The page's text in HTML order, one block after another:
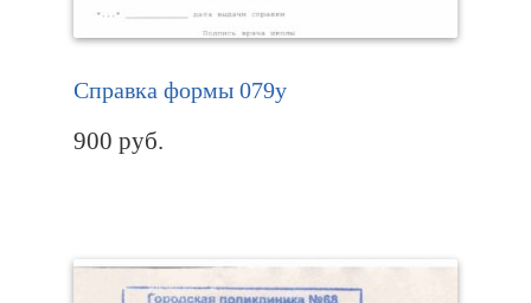
Справка формы 079у
900 руб.